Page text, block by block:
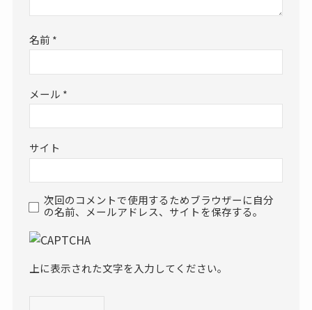
名前 *
メール *
サイト
次回のコメントで使用するためブラウザーに自分
の名前、メールアドレス、サイトを保存する。
上に表示された文字を入力してください。